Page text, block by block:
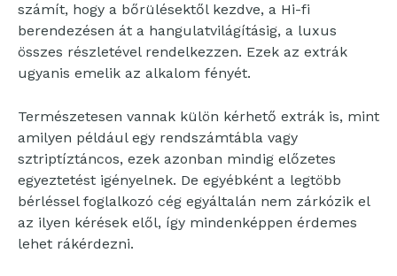
számít, hogy a bőrülésektől kezdve, a Hi-fi
berendezésen át a hangulatvilágításig, a luxus
összes részletével rendelkezzen. Ezek az extrák
ugyanis emelik az alkalom fényét.
Természetesen vannak külön kérhető extrák is, mint
amilyen például egy rendszámtábla vagy
sztriptíztáncos, ezek azonban mindig előzetes
egyeztetést igényelnek. De egyébként a legtöbb
bérléssel foglalkozó cég egyáltalán nem zárkózik el
az ilyen kérések elől, így mindenképpen érdemes
lehet rákérdezni.